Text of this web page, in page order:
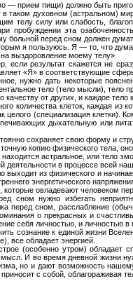
— прием пищи) должно быть
таком духовном (астральном)
телу силу или слабость,
пробуждении эта
больной перед сном должен
я пользуюсь. Я — то, что
выздоровление моему телу».
если результат скажется не
«Я» в соответствующие
нужно дать некоторые
тело (тело мысли), тело
качеству от других, и каждое
количества клеток, каждая
целого (специализация клетки).
дыхательную или
сохраняет свою форму и
копию физического тела,
астральное, или тело
деятельности в процессе всей
выходит из физического и
энергетического
овладевают человеком
сном нужно избегать
перед сном, расслабление
о прекрасных и
себя личностью, и личностью в
сознание к единой жизни
все обладает энергией.
(особенно утром) обладает
И во время дневной жизни
но и дают возможность
с собой, облагораживая